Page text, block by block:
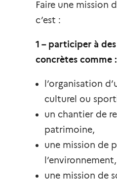
Faire une mission
c’est :
1 – participer à
concrètes comme :
l’organisation
culturel ou
un chantier de
patrimoine,
une mission de
l’environnement,
une mission de